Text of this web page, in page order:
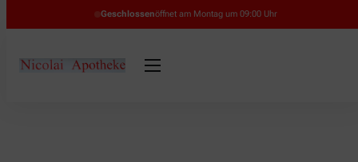
Geschlossenöffnet am Montag um 09:00 Uhr